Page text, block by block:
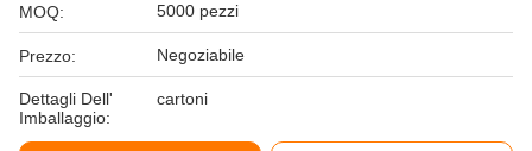
MOQ: 5000 pezzi
Prezzo: Negoziabile
Dettagli Dell'
Imballaggio:
cartoni